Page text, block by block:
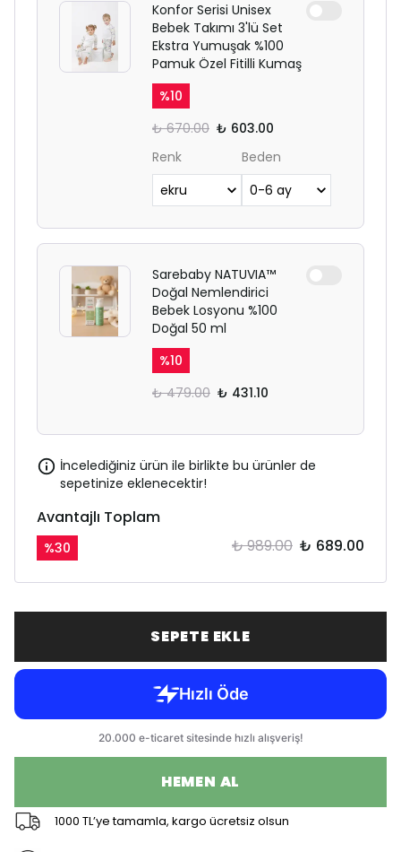
Konfor Serisi Unisex
Bebek Takımı 3'lü Set
Ekstra Yumuşak %100
Pamuk Özel Fitilli Kumaş
%10
₺ 670.00 ₺ 603.00
Renk
Beden
Sarebaby NATUVIA™
Doğal Nemlendirici
Bebek Losyonu %100
Doğal 50 ml
%10
₺ 479.00 ₺ 431.10
İncelediğiniz ürün ile birlikte bu ürünler de
sepetinize eklenecektir!
Avantajlı Toplam
%30 ₺ 989.00 ₺ 689.00
SEPETE EKLE
HEMEN AL
1000 TL’ye tamamla, kargo ücretsiz olsun